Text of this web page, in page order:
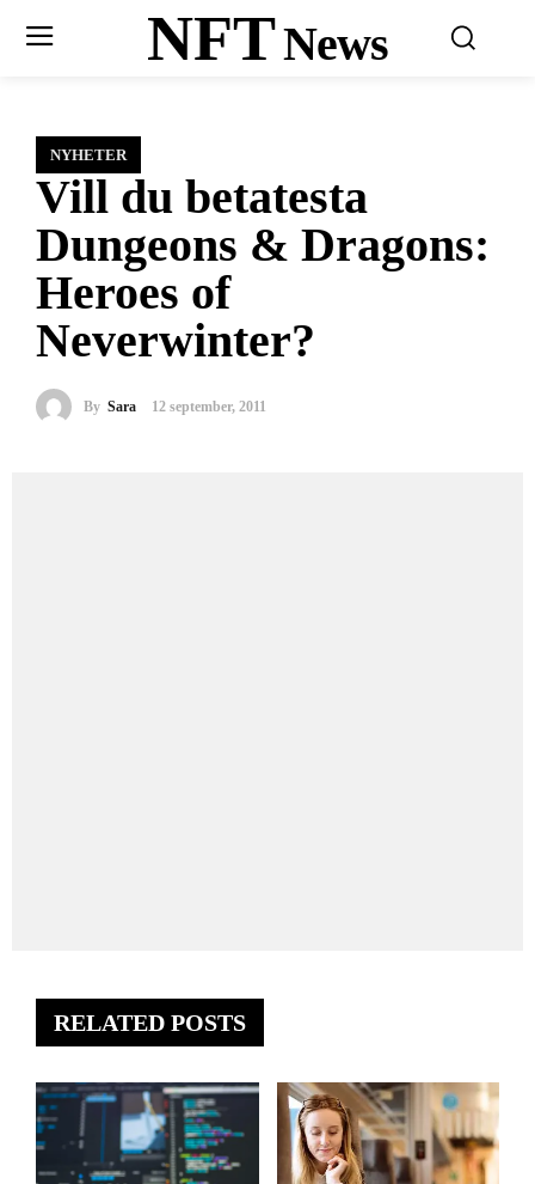
NFTNews
NYHETER
Vill du betatesta
Dungeons & Dragons:
Heroes of
Neverwinter?
By Sara 12 september, 2011
RELATED POSTS